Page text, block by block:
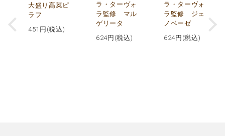
大盛り高菜ピ
ラフ
451 円(税込)
ラ・ターヴォ
ラ監修 マル
ゲリータ
624円(税込)
ラ・ターヴォ
ラ監修 ジェ
ノベーゼ
624円(税込)